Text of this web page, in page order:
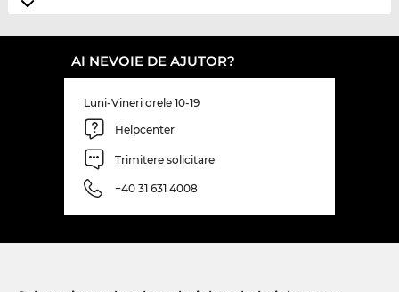
AI NEVOIE DE AJUTOR?
Luni-Vineri orele 10-19
Helpcenter
Trimitere solicitare
+40 31 631 4008